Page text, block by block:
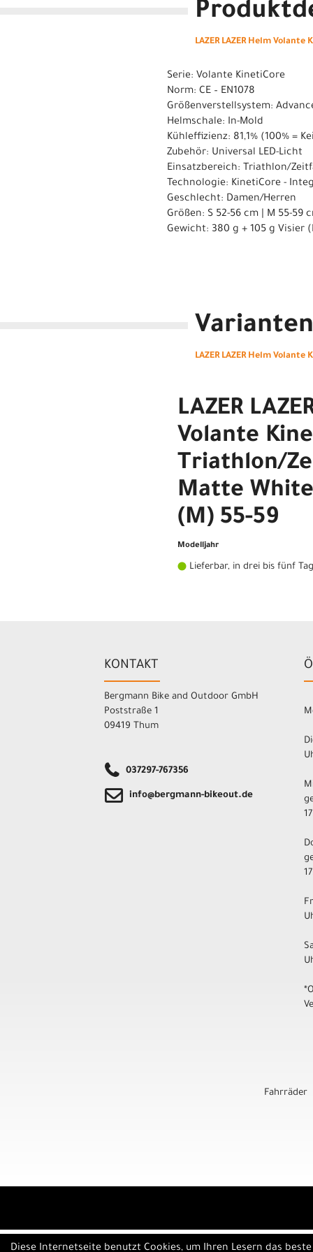
LAZER LAZER Helm
Serie: Volante KinetiCore
Norm: CE – EN1078
Größenverstellsystem:
Helmschale: In-Mold
Kühleffizienz: 81,1% (100% =
Zubehör: Universal LED-Licht
Einsatzbereich: Triathlon/
Technologie: KinetiCore -
Geschlecht: Damen/Herren
Größen: S 52-56 cm | M 55-59
Gewicht: 380 g + 105 g Visier
Varianten
LAZER LAZER Helm
LAZER
Volante
Triathlon/
Matte
(M) 55-59
Modelljahr
Lieferbar, in drei bis fünf
KONTAKT
Bergmann Bike and Outdoor GmbH
Poststraße 1
09419 Thum
037297-767356
info@bergmann-bikeout.de
Fahrräder
Diese Internetseite benutzt Cookies, um Ihren Lesern das